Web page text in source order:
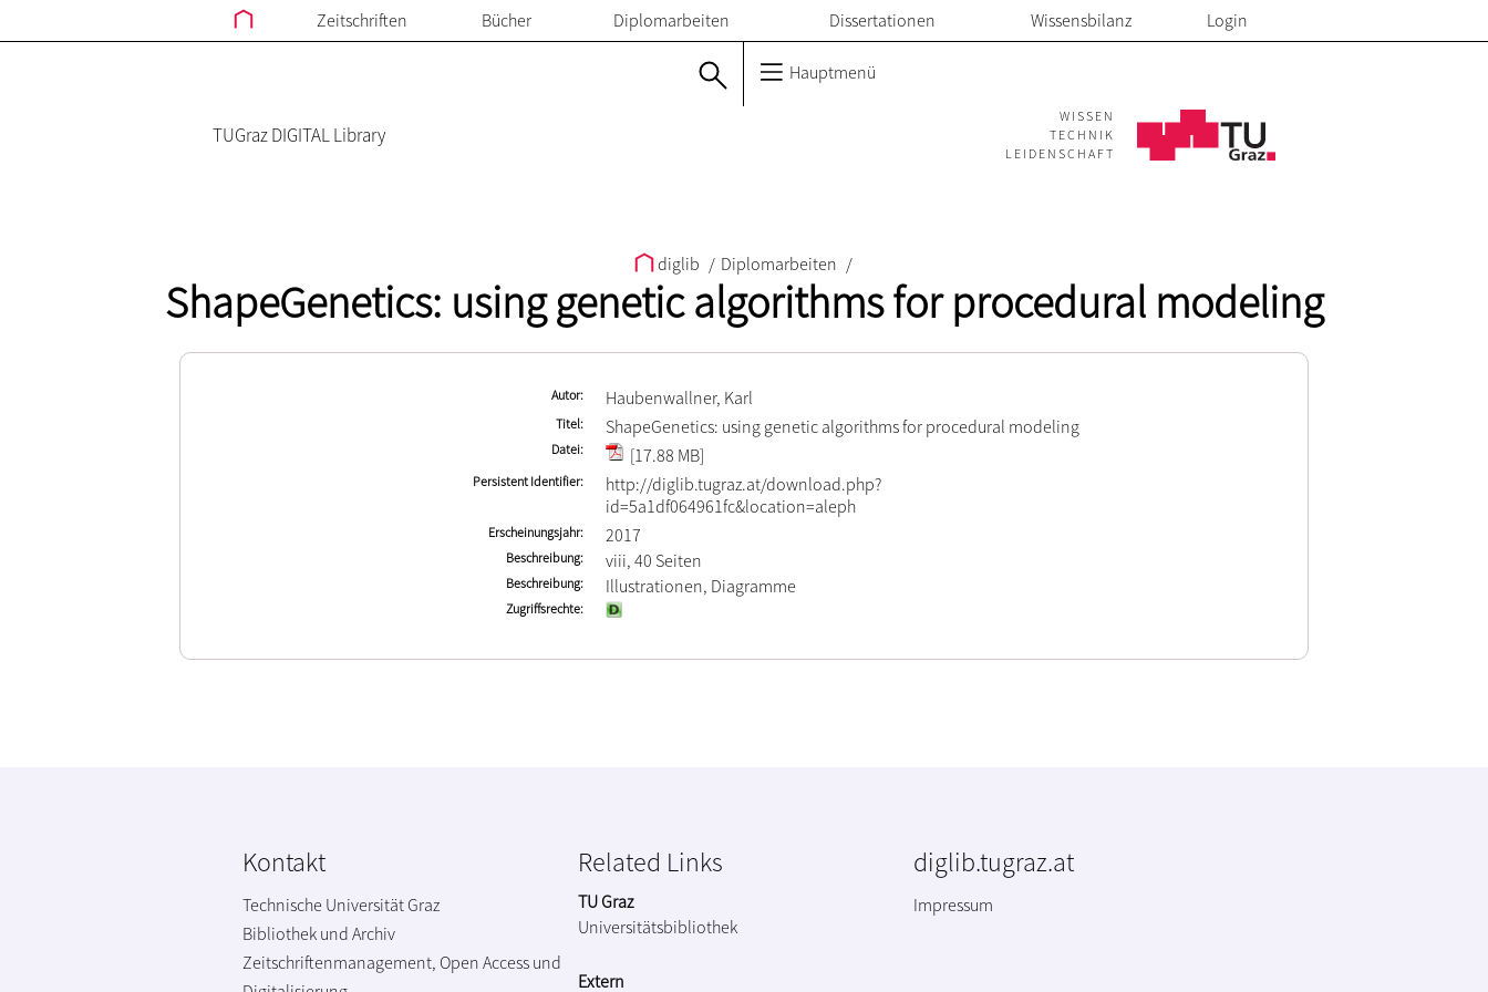
Zeitschriften Bücher Diplomarbeiten Dissertationen Wissensbilanz Login
Hauptmenü
TUGraz DIGITAL Library
WISSEN
TECHNIK
LEIDENSCHAFT
diglib / Diplomarbeiten /
ShapeGenetics: using genetic algorithms for procedural modeling
Autor Haubenwallner, Karl
Titel ShapeGenetics: using genetic algorithms for procedural modeling
Datei [17.88 MB]
Persistent Identifier
http://diglib.tugraz.at/download.php?
id=5a1df064961fc&location=aleph
Erscheinungsjahr 2017
Beschreibung viii, 40 Seiten
Beschreibung Illustrationen, Diagramme
Zugriffsrechte
Kontakt
Technische Universität Graz
Bibliothek und Archiv
Zeitschriftenmanagement, Open Access und
Related Links
TU Graz
Universitätsbibliothek
Extern
diglib.tugraz.at
Impressum